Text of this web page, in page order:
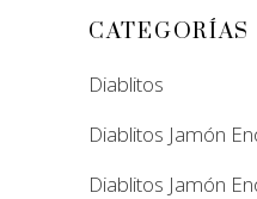
CATEGORÍAS
Diablitos
Diablitos Jamón
Diablitos Jamón